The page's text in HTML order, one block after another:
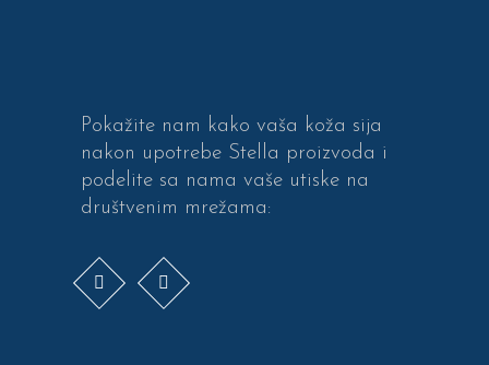
Pokažite nam kako vaša koža sija
nakon upotrebe Stella proizvoda i
podelite sa nama vaše utiske na
društvenim mrežama: